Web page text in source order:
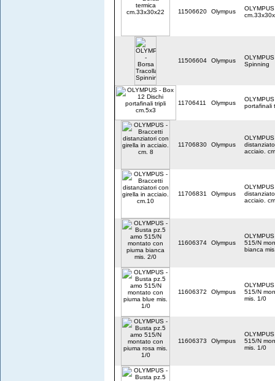
11506620 Olympus
11506604 Olympus
Spinning
11706411 Olympus
portafinali
11706830 Olympus
acciaio.
11706831 Olympus
acciaio.
11606374 Olympus
515/N
bianca
11606372 Olympus
515/N
mis. 1/0
11606373 Olympus
515/N
mis. 1/0